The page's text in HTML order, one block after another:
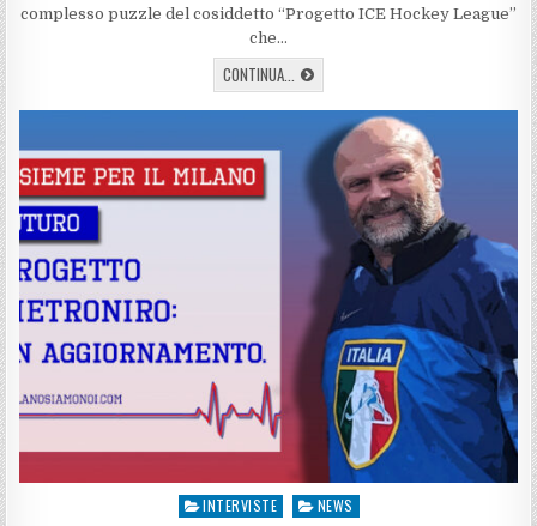
complesso puzzle del cosiddetto “Progetto ICE Hockey League”
che…
CONTINUA... MILANO
IN
AGGIORNAMENTO
Posted
INTERVISTE NEWS